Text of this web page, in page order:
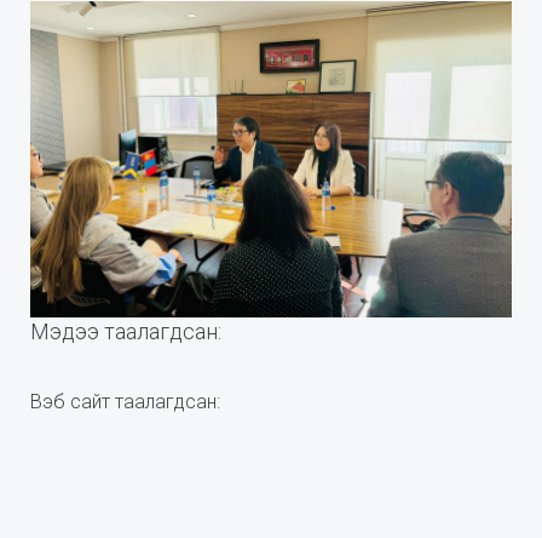
Мэдээ таалагдсан:
Вэб сайт таалагдсан: